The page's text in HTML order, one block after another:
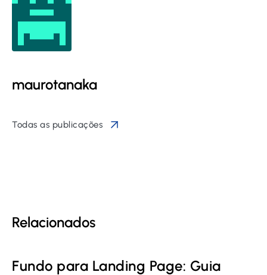
maurotanaka
Todas as publicações
Relacionados
Fundo para Landing Page: Guia